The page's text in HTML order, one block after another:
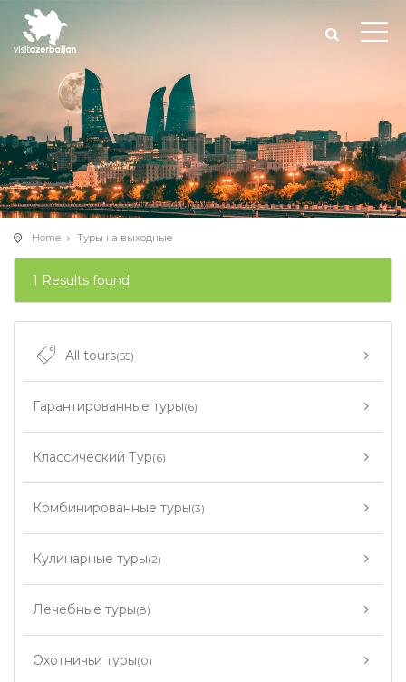
Home Туры на выходные
1 Results found
All tours(55)
Гарантированные туры(6)
Классический Тур(6)
Комбинированные туры(3)
Кулинарные туры(2)
Лечебные туры(8)
Охотничьи туры(0)